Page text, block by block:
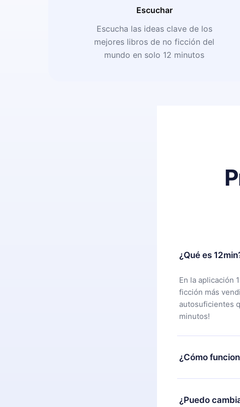
Escuchar
Escucha las ideas clave de los
mejores libros de no ficción del
mundo en solo 12 minutos
¿Qué es
En la aplicación
ficción más
autosuficientes
minutos!
¿Cómo
Puedes
alguna razón
¿Puedo